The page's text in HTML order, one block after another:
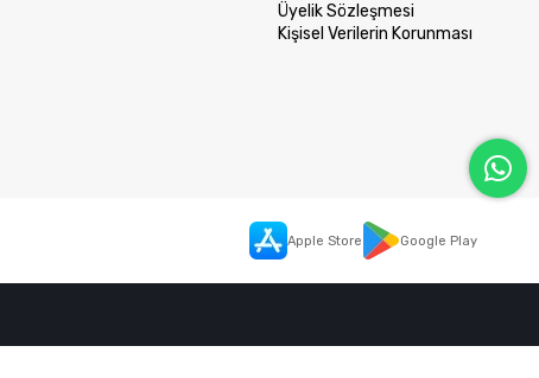
Üyelik Sözleşmesi
Kişisel Verilerin Korunması
Apple Store Google Play